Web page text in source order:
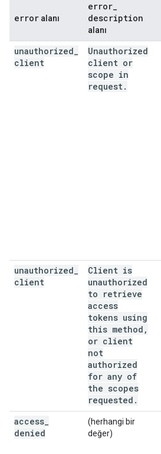
error alanı
error
description
alanı
unauthorized
client
Unauthorized
client or
scope in
request.
unauthorized
client
Client is
unauthorized
to retrieve
access
tokens using
this method ,
or client
not
authorized
for any of
the scopes
requested .
access
denied
(herhangi bir
değer)